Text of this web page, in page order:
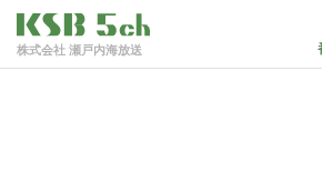
株式会社 瀬戸内海放送